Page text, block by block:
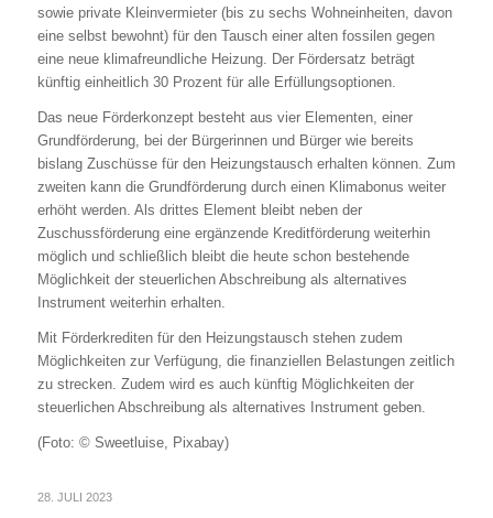
sowie private Kleinvermieter (bis zu sechs Wohneinheiten, davon
eine selbst bewohnt) für den Tausch einer alten fossilen gegen
eine neue klimafreundliche Heizung. Der Fördersatz beträgt
künftig einheitlich 30 Prozent für alle Erfüllungsoptionen.
Das neue Förderkonzept besteht aus vier Elementen, einer
Grundförderung, bei der Bürgerinnen und Bürger wie bereits
bislang Zuschüsse für den Heizungstausch erhalten können. Zum
zweiten kann die Grundförderung durch einen Klimabonus weiter
erhöht werden. Als drittes Element bleibt neben der
Zuschussförderung eine ergänzende Kreditförderung weiterhin
möglich und schließlich bleibt die heute schon bestehende
Möglichkeit der steuerlichen Abschreibung als alternatives
Instrument weiterhin erhalten.
Mit Förderkrediten für den Heizungstausch stehen zudem
Möglichkeiten zur Verfügung, die finanziellen Belastungen zeitlich
zu strecken. Zudem wird es auch künftig Möglichkeiten der
steuerlichen Abschreibung als alternatives Instrument geben.
(Foto: © Sweetluise, Pixabay)
28. JULI 2023